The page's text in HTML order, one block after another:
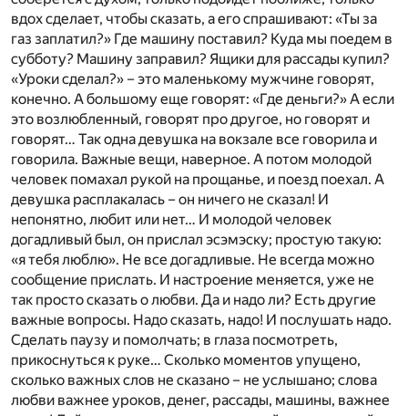
вдох сделает, чтобы сказать, а его спрашивают: «Ты за
газ заплатил?» Где машину поставил? Куда мы поедем в
субботу? Машину заправил? Ящики для рассады купил?
«Уроки сделал?» – это маленькому мужчине говорят,
конечно. А большому еще говорят: «Где деньги?» А если
это возлюбленный, говорят про другое, но говорят и
говорят… Так одна девушка на вокзале все говорила и
говорила. Важные вещи, наверное. А потом молодой
человек помахал рукой на прощанье, и поезд поехал. А
девушка расплакалась – он ничего не сказал! И
непонятно, любит или нет… И молодой человек
догадливый был, он прислал эсэмэску; простую такую:
«я тебя люблю». Не все догадливые. Не всегда можно
сообщение прислать. И настроение меняется, уже не
так просто сказать о любви. Да и надо ли? Есть другие
важные вопросы. Надо сказать, надо! И послушать надо.
Сделать паузу и помолчать; в глаза посмотреть,
прикоснуться к руке… Сколько моментов упущено,
сколько важных слов не сказано – не услышано; слова
любви важнее уроков, денег, рассады, машины, важнее